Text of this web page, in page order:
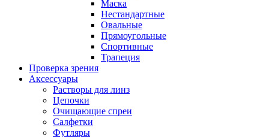
Маска
Нестандартные
Овальные
Прямоугольные
Спортивные
Трапеция
Проверка зрения
Аксессуары
Растворы для линз
Цепочки
Очищающие спреи
Салфетки
Футляры